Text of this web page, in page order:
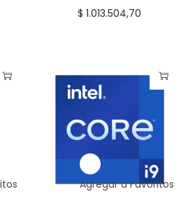
$ 1.013.504,70
Agregar a Favoritos